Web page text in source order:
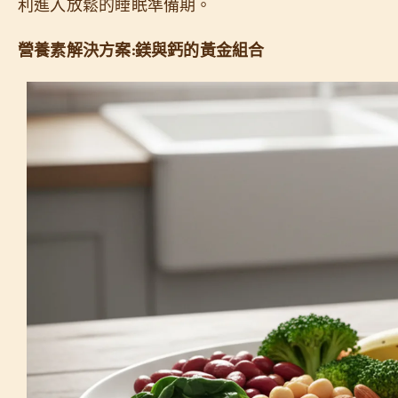
利進入放鬆的睡眠準備期。
營養素解決方案:鎂與鈣的黃金組合